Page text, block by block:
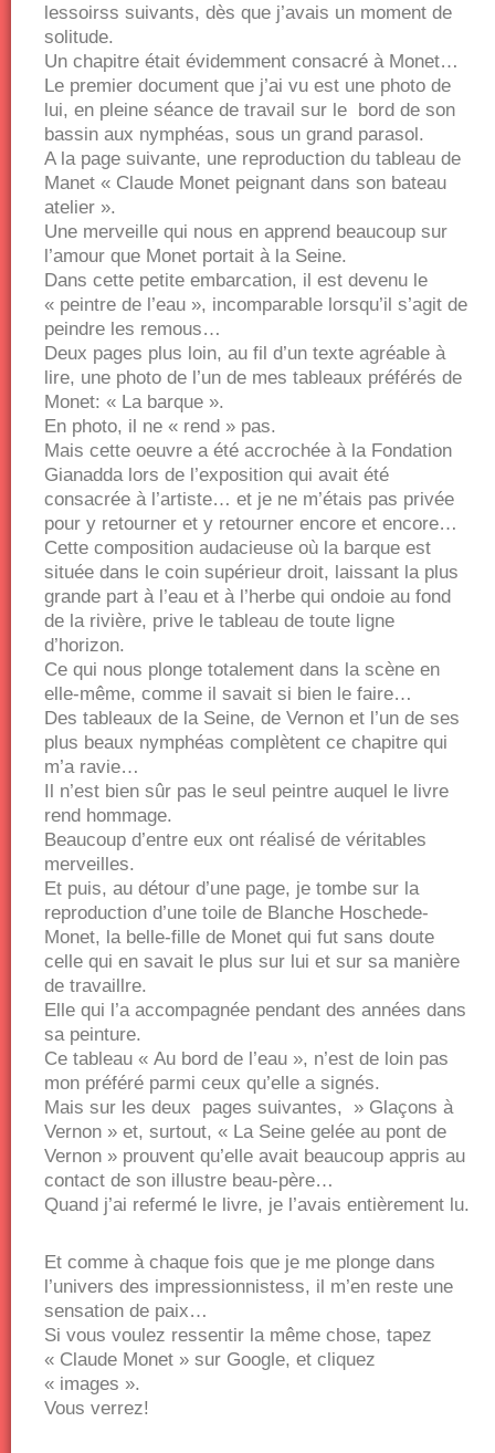
lessoirss suivants, dès que j’avais un moment de
solitude.
Un chapitre était évidemment consacré à Monet…
Le premier document que j’ai vu est une photo de
lui, en pleine séance de travail sur le bord de son
bassin aux nymphéas, sous un grand parasol.
A la page suivante, une reproduction du tableau de
Manet « Claude Monet peignant dans son bateau
atelier ».
Une merveille qui nous en apprend beaucoup sur
l’amour que Monet portait à la Seine.
Dans cette petite embarcation, il est devenu le
« peintre de l’eau », incomparable lorsqu’il s’agit de
peindre les remous…
Deux pages plus loin, au fil d’un texte agréable à
lire, une photo de l’un de mes tableaux préférés de
Monet: « La barque ».
En photo, il ne « rend » pas.
Mais cette oeuvre a été accrochée à la Fondation
Gianadda lors de l’exposition qui avait été
consacrée à l’artiste… et je ne m’étais pas privée
pour y retourner et y retourner encore et encore…
Cette composition audacieuse où la barque est
située dans le coin supérieur droit, laissant la plus
grande part à l’eau et à l’herbe qui ondoie au fond
de la rivière, prive le tableau de toute ligne
d’horizon.
Ce qui nous plonge totalement dans la scène en
elle-même, comme il savait si bien le faire…
Des tableaux de la Seine, de Vernon et l’un de ses
plus beaux nymphéas complètent ce chapitre qui
m’a ravie…
Il n’est bien sûr pas le seul peintre auquel le livre
rend hommage.
Beaucoup d’entre eux ont réalisé de véritables
merveilles.
Et puis, au détour d’une page, je tombe sur la
reproduction d’une toile de Blanche Hoschede-
Monet, la belle-fille de Monet qui fut sans doute
celle qui en savait le plus sur lui et sur sa manière
de travaillre.
Elle qui l’a accompagnée pendant des années dans
sa peinture.
Ce tableau « Au bord de l’eau », n’est de loin pas
mon préféré parmi ceux qu’elle a signés.
Mais sur les deux pages suivantes, » Glaçons à
Vernon » et, surtout, « La Seine gelée au pont de
Vernon » prouvent qu’elle avait beaucoup appris au
contact de son illustre beau-père…
Quand j’ai refermé le livre, je l’avais entièrement lu.
Et comme à chaque fois que je me plonge dans
l’univers des impressionnistess, il m’en reste une
sensation de paix…
Si vous voulez ressentir la même chose, tapez
« Claude Monet » sur Google, et cliquez
« images ».
Vous verrez!